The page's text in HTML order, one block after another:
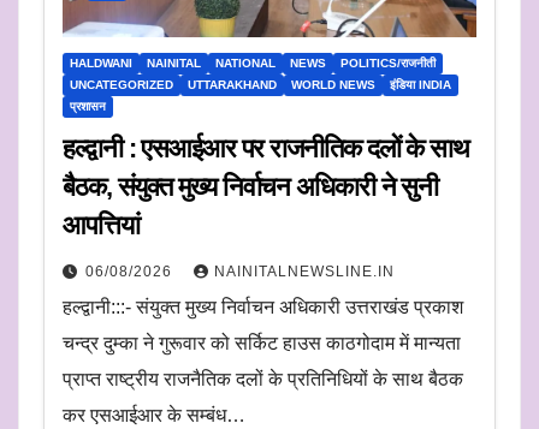
HALDWANI NAINITAL NATIONAL NEWS
POLITICS/राजनीती
UNCATEGORIZED
UTTARAKHAND WORLD NEWS
इंडिया INDIA
प्रशासन
हल्द्वानी : एसआईआर पर राजनीतिक दलों के साथ
बैठक, संयुक्त मुख्य निर्वाचन अधिकारी ने सुनी
आपत्तियां
06/08/2026 NAINITALNEWSLINE.IN
हल्द्वानी:::- संयुक्त मुख्य निर्वाचन अधिकारी उत्तराखंड प्रकाश
चन्द्र दुम्का ने गुरूवार को सर्किट हाउस काठगोदाम में मान्यता
प्राप्त राष्ट्रीय राजनैतिक दलों के प्रतिनिधियों के साथ बैठक
कर एसआईआर के सम्बंध…